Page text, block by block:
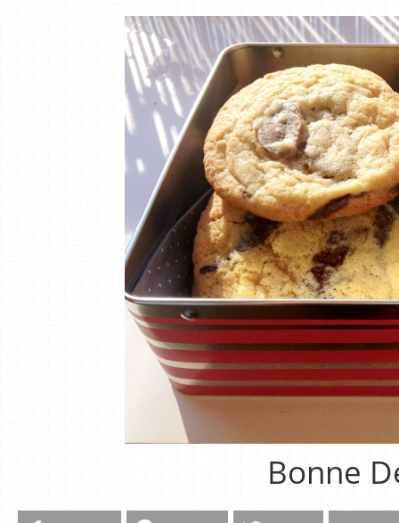
Bonne